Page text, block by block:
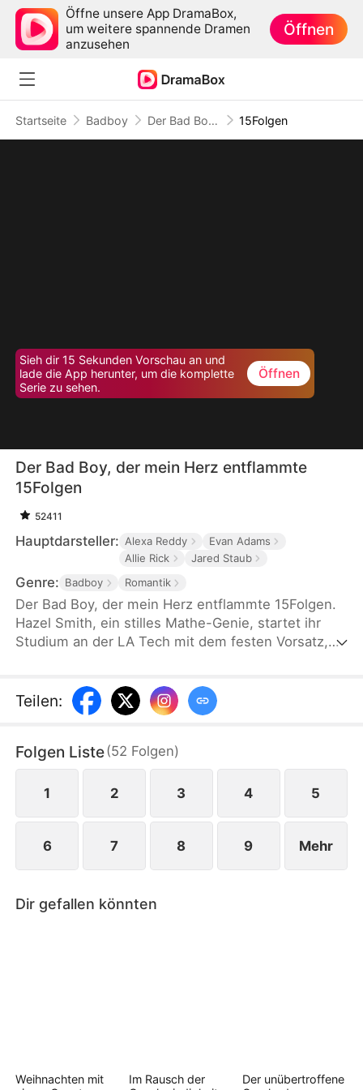
Öffne unsere App DramaBox,
um weitere spannende Dramen
anzusehen
Öffnen
Startseite Badboy Der Bad Boy, der mein Herz entflammte 15Folgen
Sieh dir 15 Sekunden Vorschau an und
lade die App herunter, um die komplette
Serie zu sehen.
Öffnen
Der Bad Boy, der mein Herz entflammte
15Folgen
52411
Hauptdarsteller: Alexa Reddy
Evan Adams
Allie Rick
Jared Staub
Genre: Badboy Romantik
Der Bad Boy, der mein Herz entflammte 15Folgen.
Hazel Smith, ein stilles Mathe-Genie, startet ihr
Studium an der LA Tech mit dem festen Vorsatz,
– dem berüchtigten Bad Boy der Uni und
Milliardärserbe –, bringt sie ihn in ein Chaos. Nun
ihre Schulden.
Teilen:
Folgen Liste(52 Folgen)
1 2 3 4 5
6 7 8 9 Mehr
Dir gefallen könnten
Weihnachten mit
Im Rausch der
Der unübertroffene